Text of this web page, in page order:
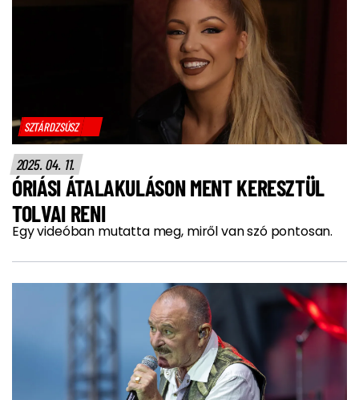
SZTÁRDZSÚSZ
2025. 04. 11.
ÓRIÁSI ÁTALAKULÁSON MENT KERESZTÜL
TOLVAI RENI
Egy videóban mutatta meg, miről van szó pontosan.